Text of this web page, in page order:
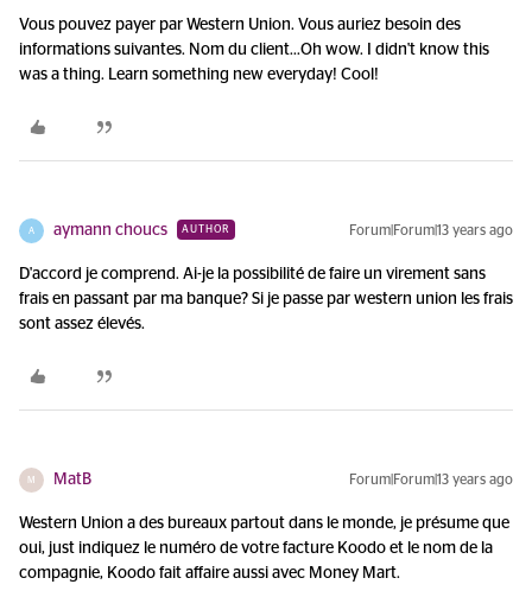
Vous pouvez payer par Western Union. Vous auriez besoin des
informations suivantes. Nom du client...Oh wow. I didn't know this
was a thing. Learn something new everyday! Cool!
A aymann choucs AUTHOR Forum|Forum|13 years ago
D'accord je comprend. Ai-je la possibilité de faire un virement sans
frais en passant par ma banque? Si je passe par western union les frais
sont assez élevés.
M MatB Forum|Forum|13 years ago
Western Union a des bureaux partout dans le monde, je présume que
oui, just indiquez le numéro de votre facture Koodo et le nom de la
compagnie, Koodo fait affaire aussi avec Money Mart.